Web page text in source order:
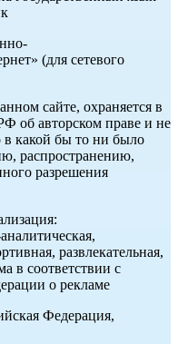
(для сетевого
сайте, охраняется в
об авторском праве и не
какой бы то ни было
распространению,
разрешения
развлекательная,
в соответствии с
о рекламе
Федерация,